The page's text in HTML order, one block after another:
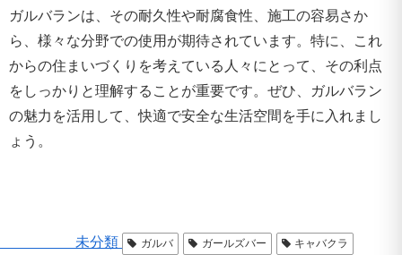
ガルバランは、その耐久性や耐腐食性、施工の容易さか
ら、様々な分野での使用が期待されています。特に、これ
からの住まいづくりを考えている人々にとって、その利点
をしっかりと理解することが重要です。ぜひ、ガルバラン
の魅力を活用して、快適で安全な生活空間を手に入れまし
ょう。
未分類 ガルバ ガールズバー キャバクラ